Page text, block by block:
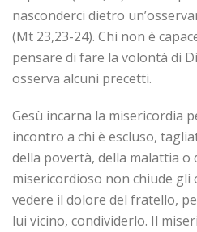
nasconderci dietro
(Mt 23,23-24). Chi non è
pensare di fare la volontà di
osserva alcuni precetti.
Gesù incarna la misericordia
incontro a chi è escluso,
della povertà, della malattia o
misericordioso non chiude gli
vedere il dolore del fratello,
lui vicino, condividerlo. Il